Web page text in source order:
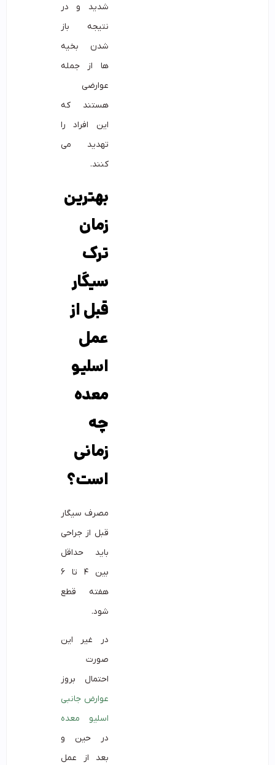
شدید و در
نتیجه باز
شدن بخیه
ها از جمله
عوارضی
هستند که
این افراد را
تهدید می
کنند.
بهترین
زمان
ترک
سیگار
قبل از
عمل
اسلیو
معده
چه
زمانی
است؟
مصرف سیگار
قبل از جراحی
باید حداقل
هفته قطع
شود.
در غیر این
صورت
احتمال بروز
عوارض جانبی
اسلیو معده
در حین و
بعد از عمل